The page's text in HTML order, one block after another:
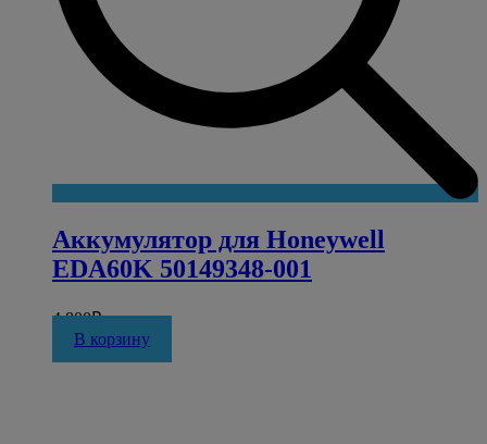
Аккумулятор для Honeywell
EDA60K 50149348-001
4 800₽
В корзину